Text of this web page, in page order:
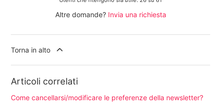
Altre domande? Invia una richiesta
Torna in alto
Articoli correlati
Come cancellarsi/modificare le preferenze della newsletter?